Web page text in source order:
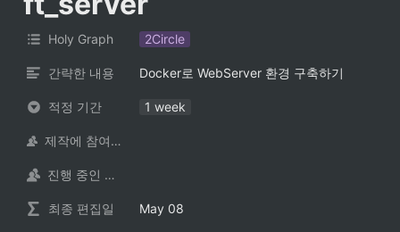
Holy Graph 2Circle
간략한 내용 Docker로 WebServer 환경 구축하기
적정 기간 1 week
제작에 참여한 사람
진행 중인 사람
최종 편집일 May 08